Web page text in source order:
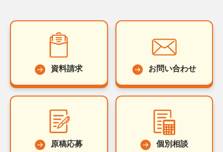
資料請求 お問い合わせ
原稿応募 個別相談